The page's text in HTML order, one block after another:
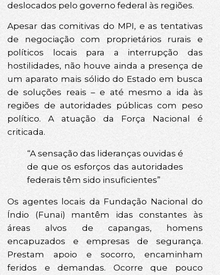
deslocados pelo governo federal às regiões.
Apesar das comitivas do MPI, e as tentativas
de negociação com proprietários rurais e
políticos locais para a interrupção das
hostilidades, não houve ainda a presença de
um aparato mais sólido do Estado em busca
de soluções reais – e até mesmo a ida às
regiões de autoridades públicas com peso
político. A atuação da Força Nacional é
criticada.
“A sensação das lideranças ouvidas é
de que os esforços das autoridades
federais têm sido insuficientes”
Os agentes locais da Fundação Nacional do
Índio (Funai) mantêm idas constantes às
áreas alvos de capangas, homens
encapuzados e empresas de segurança.
Prestam apoio e socorro, encaminham
feridos e demandas. Ocorre que pouco